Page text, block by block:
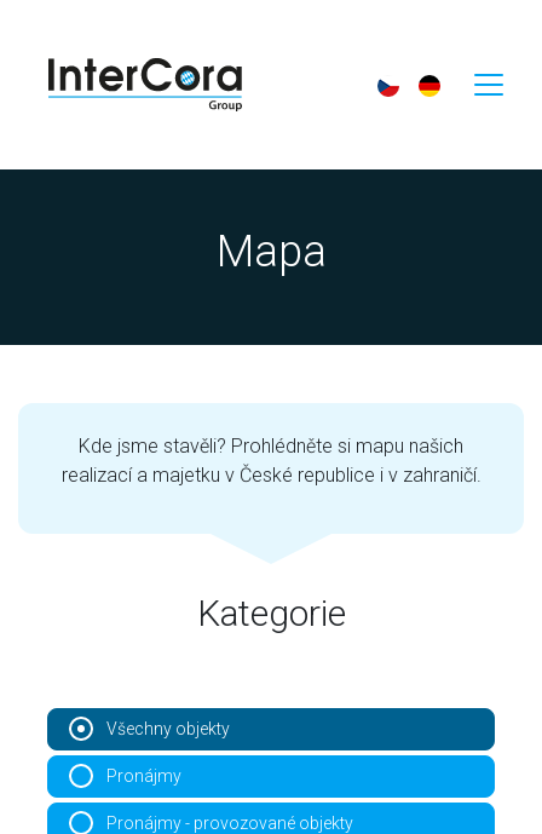
Mapa
Kde jsme stavěli? Prohlédněte si mapu našich
realizací a majetku v České republice i v zahraničí.
Kategorie
Všechny objekty
Pronájmy
Pronájmy - provozované objekty